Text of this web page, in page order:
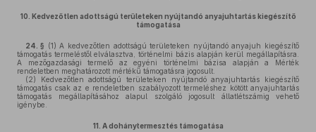
10. Kedvezőtlen adottságú területeken nyújtandó anyajuhtartás kiegészítő
támogatása
24. § (1) A kedvezőtlen adottságú területeken nyújtandó anyajuh kiegészítő
támogatás termeléstől elválasztva, történelmi bázis alapján kerül megállapításra.
A mezőgazdasági termelő az egyéni történelmi bázisa alapján a Mérték
rendeletben meghatározott mértékű támogatásra jogosult.
(2) Kedvezőtlen adottságú területeken nyújtandó anyajuhtartás kiegészítő
támogatás csak az e rendeletben szabályozott termeléshez kötött anyajuhtartás
támogatás megállapításához alapul szolgáló jogosult állatlétszámig vehető
igénybe.
11. A dohánytermesztés támogatása